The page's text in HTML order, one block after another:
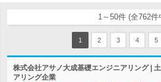
1～50件 (全762件
1 2 3 4 5
株式会社アサノ大成基礎エンジニアリング |
アリング企業